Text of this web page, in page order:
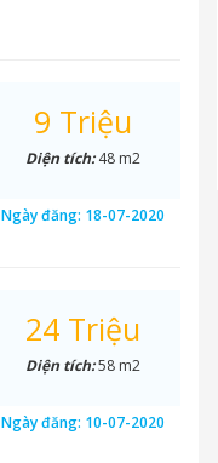
9 Triệu
Diện tích:48 m2
Ngày đăng: 18-07-2020
24 Triệu
Diện tích:58 m2
Ngày đăng: 10-07-2020